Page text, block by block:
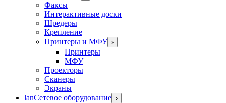
Факсы
Интерактивные доски
Шредеры
Крепление
Принтеры и МФУ ›
Принтеры
МФУ
Проекторы
Сканеры
Экраны
lanСетевое оборудование ›